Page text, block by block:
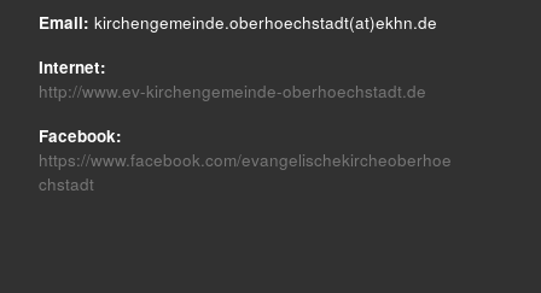
Email: kirchengemeinde.oberhoechstadt(at)ekhn.de
Internet:
http://www.ev-kirchengemeinde-oberhoechstadt.de
Facebook:
https://www.facebook.com/evangelischekircheoberhoe
chstadt